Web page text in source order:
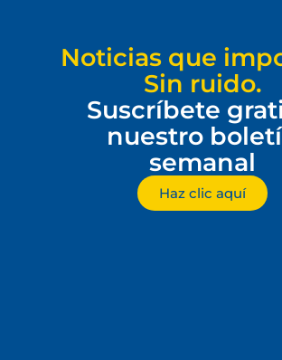
Noticias que
Sin ruido.
Suscríbete
nuestro
semanal
Haz clic aquí